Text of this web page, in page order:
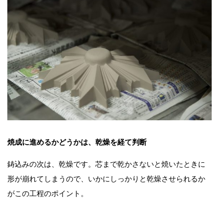
焼成に進めるかどうかは、乾燥を経て判断
鋳込みの次は、乾燥です。芯まで乾かさないと焼いたときに
形が崩れてしまうので、いかにしっかりと乾燥させられるか
がこの工程のポイント。